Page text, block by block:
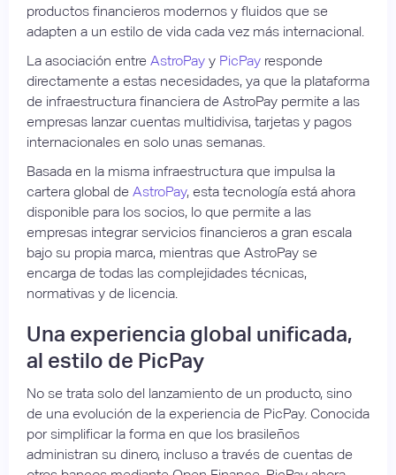
productos financieros modernos y fluidos que se
adapten a un estilo de vida cada vez más internacional.
La asociación entre AstroPay y PicPay responde
directamente a estas necesidades, ya que la plataforma
de infraestructura financiera de AstroPay permite a las
empresas lanzar cuentas multidivisa, tarjetas y pagos
internacionales en solo unas semanas.
Basada en la misma infraestructura que impulsa la
cartera global de AstroPay, esta tecnología está ahora
disponible para los socios, lo que permite a las
empresas integrar servicios financieros a gran escala
bajo su propia marca, mientras que AstroPay se
encarga de todas las complejidades técnicas,
normativas y de licencia.
Una experiencia global unificada,
al estilo de PicPay
No se trata solo del lanzamiento de un producto, sino
de una evolución de la experiencia de PicPay. Conocida
por simplificar la forma en que los brasileños
administran su dinero, incluso a través de cuentas de